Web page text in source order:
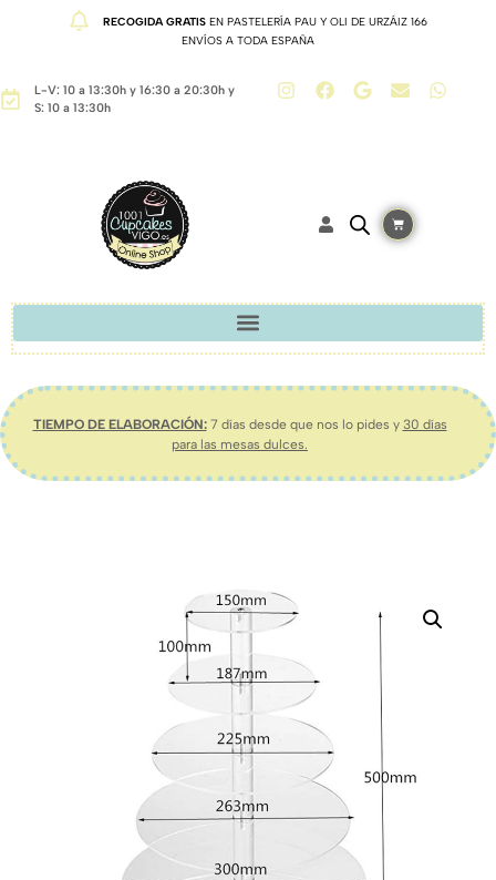
RECOGIDA GRATISEN PASTELERÍA PAU Y OLI DE URZÁIZ 166
ENVÍOS A TODA ESPAÑA
L-V: 10 a 13:30h y 16:30 a 20:30h y
S: 10 a 13:30h
TIEMPO DE ELABORACIÓN:7 días desde que nos lo pides y 30 días
para las mesas dulces.